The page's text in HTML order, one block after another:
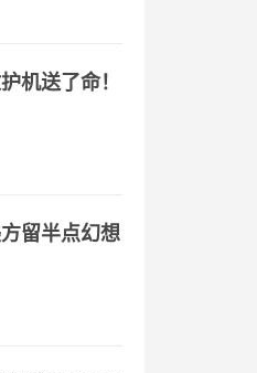
机送了命！
留半点幻想